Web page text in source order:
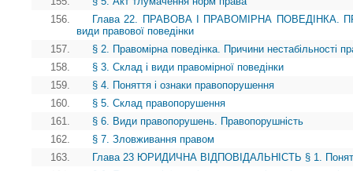
156.
Глава 22. ПРАВОВА І ПРАВОМІРНА ПОВЕДІНКА.
види правової поведінки
157.
§ 2. Правомірна поведінка. Причини нестабільності
158.
§ 3. Склад і види правомірної поведінки
159.
§ 4. Поняття і ознаки правопорушення
160.
§ 5. Склад правопорушення
161.
§ 6. Види правопорушень. Правопорушність
162.
§ 7. Зловживання правом
163.
Глава 23 ЮРИДИЧНА ВІДПОВІДАЛЬНІСТЬ § 1. Поняття